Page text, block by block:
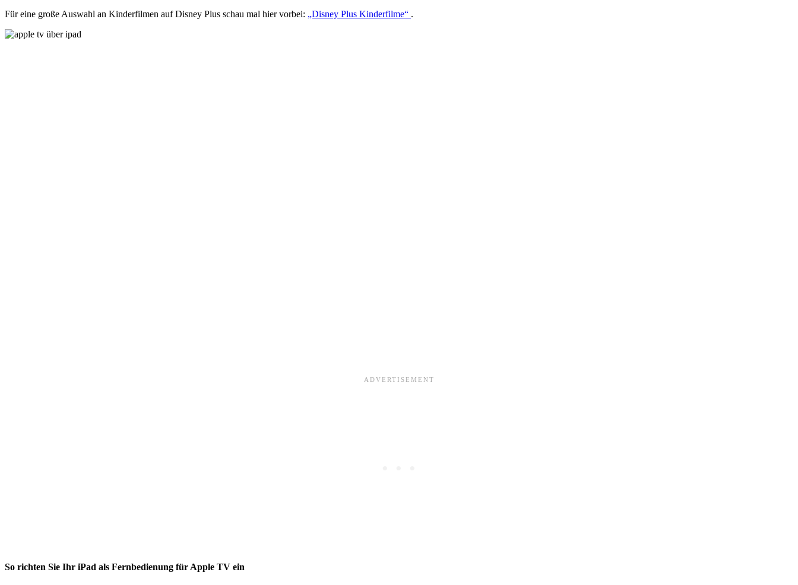
Für eine große Auswahl an Kinderfilmen auf Disney Plus schau mal hier vorbei: „Disney Plus Kinderfilme“ .
So richten Sie Ihr iPad als Fernbedienung für Apple TV ein